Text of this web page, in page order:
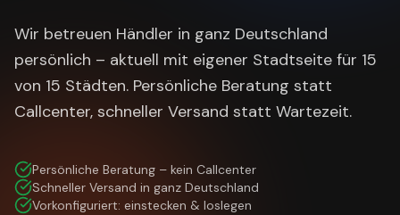
Wir betreuen Händler in ganz Deutschland
persönlich – aktuell mit eigener Stadtseite für 15
von 15 Städten. Persönliche Beratung statt
Callcenter, schneller Versand statt Wartezeit.
Persönliche Beratung – kein Callcenter
Schneller Versand in ganz Deutschland
Vorkonfiguriert: einstecken & loslegen